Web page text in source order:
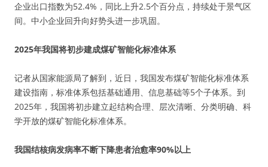
企业出口指数为52.4%，同比上升2.5个百分点，持续处于景气区
间。中小企业回升向好势头进一步巩固。
2025年我国将初步建成煤矿智能化标准体系
记者从国家能源局了解到，近日，我国发布煤矿智能化标准体系
建设指南，标准体系包括基础通用、信息基础等5个子体系。到
2025年，我国将初步建立起结构合理、层次清晰、分类明确、科
学开放的煤矿智能化标准体系。
我国结核病发病率不断下降患者治愈率90%以上